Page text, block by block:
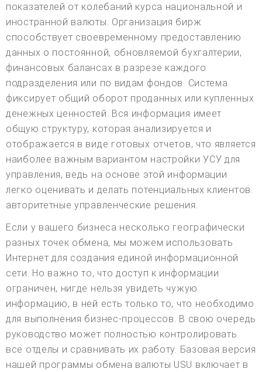
показателей от колебаний курса национальной и
иностранной валюты. Организация бирж
способствует своевременному предоставлению
данных о постоянной, обновляемой бухгалтерии,
финансовых балансах в разрезе каждого
подразделения или по видам фондов. Система
фиксирует общий оборот проданных или купленных
денежных ценностей. Вся информация имеет
общую структуру, которая анализируется и
отображается в виде готовых отчетов, что является
наиболее важным вариантом настройки УСУ для
управления, ведь на основе этой информации
легко оценивать и делать потенциальных клиентов.
авторитетные управленческие решения.
Если у вашего бизнеса несколько географически
разных точек обмена, мы можем использовать
Интернет для создания единой информационной
сети. Но важно то, что доступ к информации
ограничен, нигде нельзя увидеть чужую
информацию, в ней есть только то, что необходимо
для выполнения бизнес-процессов. В свою очередь
руководство может полностью контролировать
все отделы и сравнивать их работу. Базовая версия
нашей программы обмена валюты USU включает в